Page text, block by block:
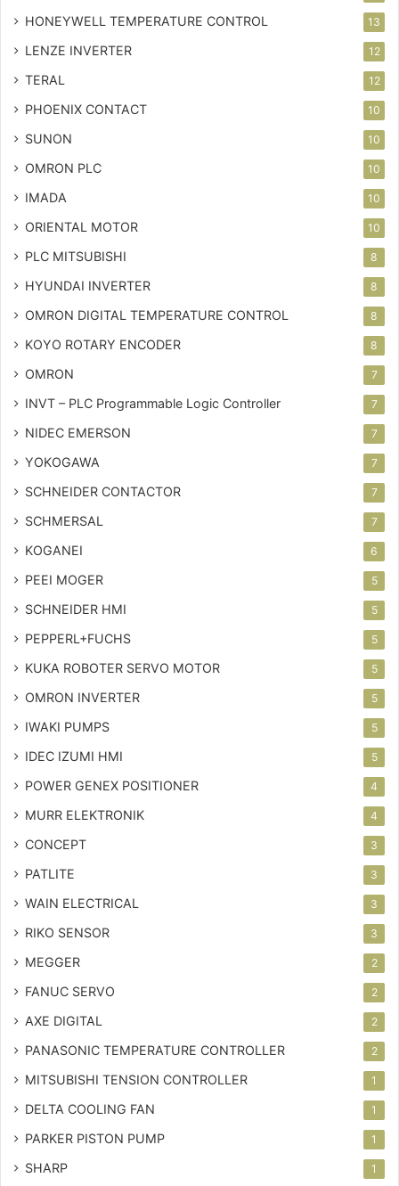
HONEYWELL TEMPERATURE CONTROL 13
LENZE INVERTER 12
TERAL 12
PHOENIX CONTACT 10
SUNON 10
OMRON PLC 10
IMADA 10
ORIENTAL MOTOR 10
PLC MITSUBISHI 8
HYUNDAI INVERTER 8
OMRON DIGITAL TEMPERATURE CONTROL 8
KOYO ROTARY ENCODER 8
OMRON 7
INVT – PLC Programmable Logic Controller 7
NIDEC EMERSON 7
YOKOGAWA 7
SCHNEIDER CONTACTOR 7
SCHMERSAL 7
KOGANEI 6
PEEI MOGER 5
SCHNEIDER HMI 5
PEPPERL+FUCHS 5
KUKA ROBOTER SERVO MOTOR 5
OMRON INVERTER 5
IWAKI PUMPS 5
IDEC IZUMI HMI 5
POWER GENEX POSITIONER 4
MURR ELEKTRONIK 4
CONCEPT 3
PATLITE 3
WAIN ELECTRICAL 3
RIKO SENSOR 3
MEGGER 2
FANUC SERVO 2
AXE DIGITAL 2
PANASONIC TEMPERATURE CONTROLLER 2
MITSUBISHI TENSION CONTROLLER 1
DELTA COOLING FAN 1
PARKER PISTON PUMP 1
SHARP 1